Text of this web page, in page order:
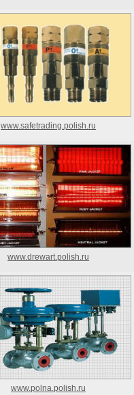
www.safetrading.polish.ru
www.drewart.polish.ru
www.polna.polish.ru